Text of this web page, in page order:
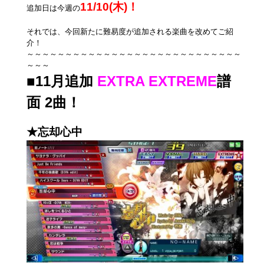
追加日は今週の11/10(木)！
それでは、今回新たに難易度が追加される楽曲を改めてご紹
介！
～～～～～～～～～～～～～～～～～～～～～～～～～～～～
～～～
■11月追加 EXTRA EXTREME譜
面 2曲！
★忘却心中